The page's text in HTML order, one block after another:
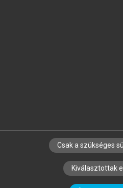
SZERZŐKNEK CÉGEKNEK
SZERKESZTÉSI ÉS
Csak a szükséges
Kiválasztottak